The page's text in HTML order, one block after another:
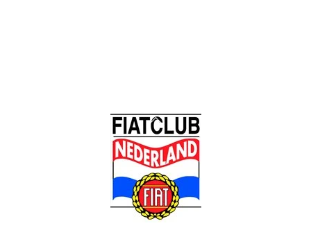
Back
To
Top